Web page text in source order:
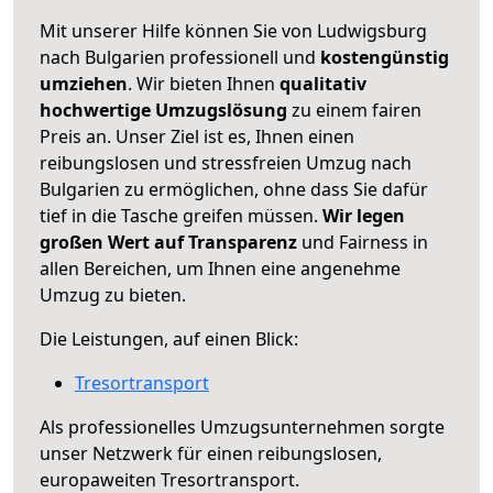
Mit unserer Hilfe können Sie von Ludwigsburg
nach Bulgarien professionell und kostengünstig
umziehen. Wir bieten Ihnen qualitativ
hochwertige Umzugslösung zu einem fairen
Preis an. Unser Ziel ist es, Ihnen einen
reibungslosen und stressfreien Umzug nach
Bulgarien zu ermöglichen, ohne dass Sie dafür
tief in die Tasche greifen müssen. Wir legen
großen Wert auf Transparenz und Fairness in
allen Bereichen, um Ihnen eine angenehme
Umzug zu bieten.
Die Leistungen, auf einen Blick:
Tresortransport
Als professionelles Umzugsunternehmen sorgte
unser Netzwerk für einen reibungslosen,
europaweiten Tresortransport.